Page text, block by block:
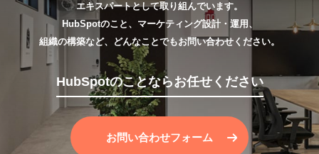
エキスパートとして取り組んでいます。
HubSpotのこと、マーケティング設計・運用、
組織の構築など、どんなことでもお問い合わせください。
HubSpotのことならお任せください
お問い合わせフォーム